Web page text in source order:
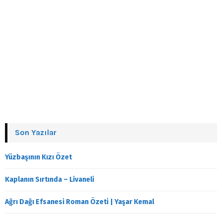
Son Yazılar
Yüzbaşının Kızı Özet
Kaplanın Sırtında – Livaneli
Ağrı Dağı Efsanesi Roman Özeti | Yaşar Kemal